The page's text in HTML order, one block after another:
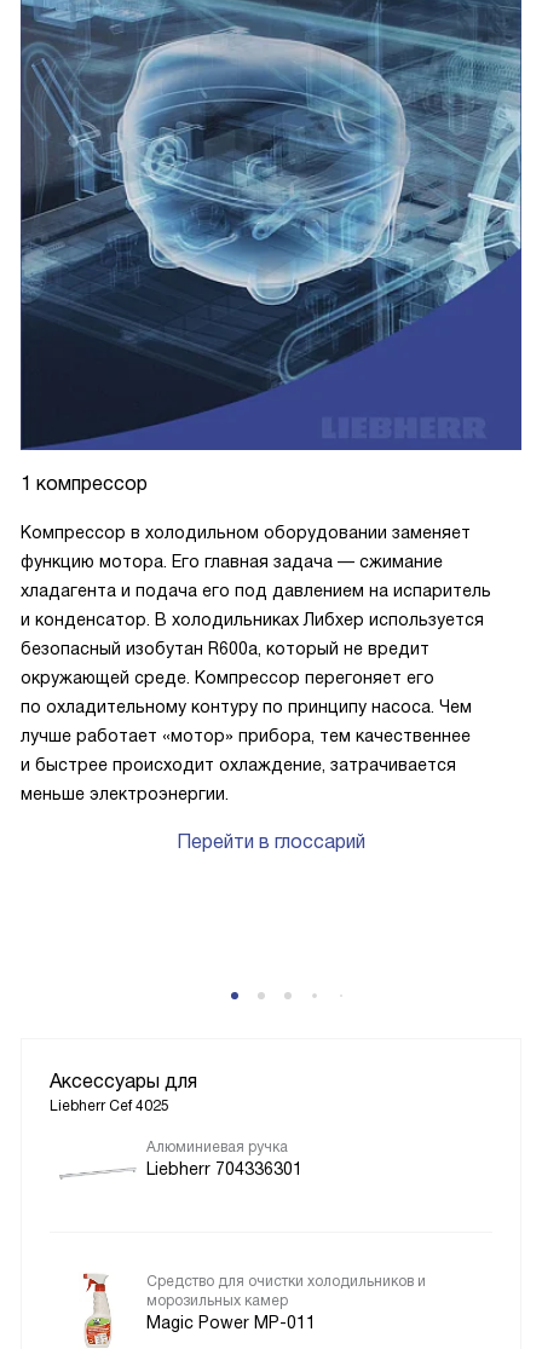
1 компрессор
Компрессор в холодильном оборудовании заменяет
функцию мотора. Его главная задача — сжимание
хладагента и подача его под давлением на испаритель
и конденсатор. В холодильниках Либхер используется
безопасный изобутан R600a, который не вредит
окружающей среде. Компрессор перегоняет его
по охладительному контуру по принципу насоса. Чем
лучше работает «мотор» прибора, тем качественнее
и быстрее происходит охлаждение, затрачивается
меньше электроэнергии.
Перейти в глоссарий
Аксессуары для
Liebherr Cef 4025
Алюминиевая ручка
Liebherr 704336301
Средство для очистки холодильников и
морозильных камер
Magic Power MP-011